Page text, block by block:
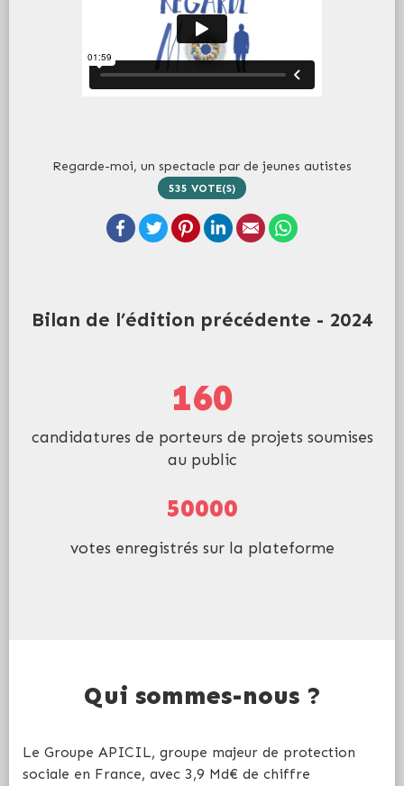
Regarde-moi, un spectacle par de jeunes autistes
535 VOTE(S)
FacebookTwitter PinterestLinkedInEmail
Bilan de l’édition précédente - 2024
160
candidatures de porteurs de projets soumises
au public
50000
votes enregistrés sur la plateforme
Qui sommes-nous ?
Le Groupe APICIL, groupe majeur de protection
sociale en France, avec 3,9 Md€ de chiffre